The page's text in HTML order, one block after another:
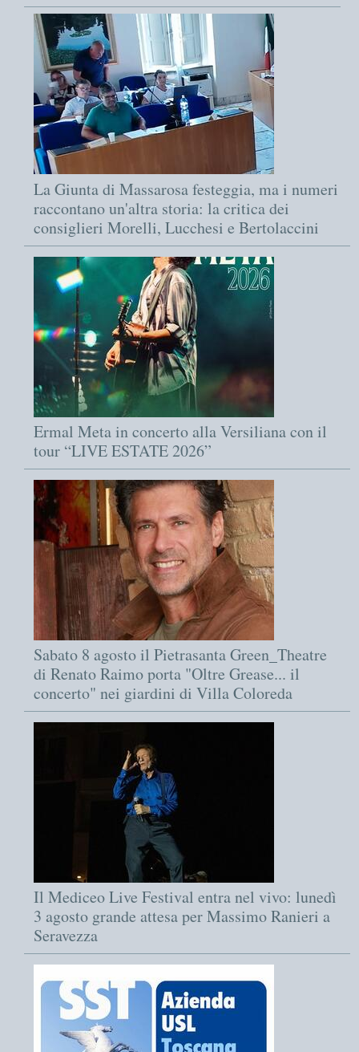
La Giunta di Massarosa festeggia, ma i numeri
raccontano un'altra storia: la critica dei
consiglieri Morelli, Lucchesi e Bertolaccini
Ermal Meta in concerto alla Versiliana con il
tour “LIVE ESTATE 2026”
Sabato 8 agosto il Pietrasanta Green_Theatre
di Renato Raimo porta "Oltre Grease... il
concerto" nei giardini di Villa Coloreda
Il Mediceo Live Festival entra nel vivo: lunedì
3 agosto grande attesa per Massimo Ranieri a
Seravezza